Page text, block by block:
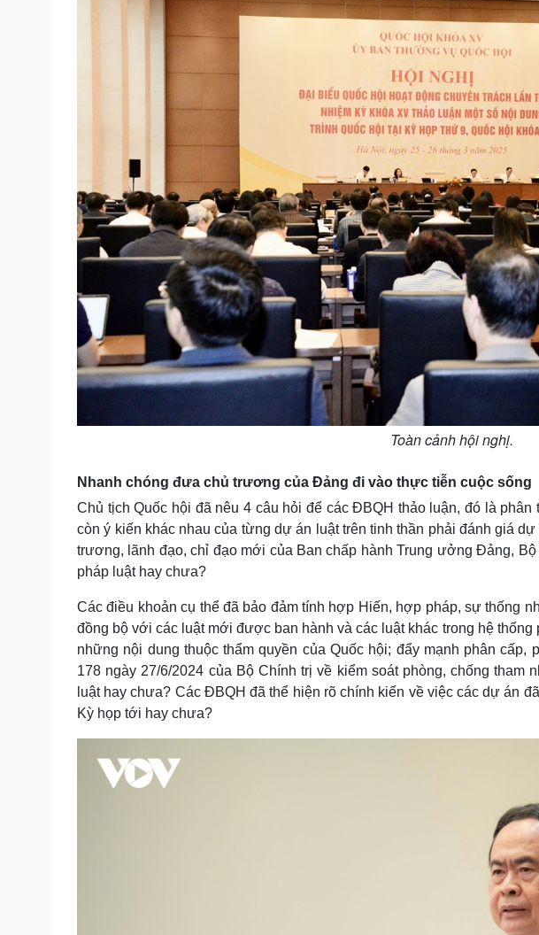
Toàn cảnh hội nghị.
Nhanh chóng đưa chủ trương của Đảng đi vào thực tiễn cuộc sống
Chủ tịch Quốc hội đã nêu 4 câu hỏi để các ĐBQH thảo luận, đó là
còn ý kiến khác nhau của từng dự án luật trên tinh thần phải đánh giá
trương, lãnh đạo, chỉ đạo mới của Ban chấp hành Trung ưởng Đảng,
pháp luật hay chưa?
Các điều khoản cụ thể đã bảo đảm tính hợp Hiến, hợp pháp, sự thống
đồng bộ với các luật mới được ban hành và các luật khác trong hệ
những nội dung thuộc thẩm quyền của Quốc hội; đẩy mạnh phân cấp,
178 ngày 27/6/2024 của Bộ Chính trị về kiểm soát phòng, chống tham
luật hay chưa? Các ĐBQH đã thể hiện rõ chính kiến về việc các dự án
Kỳ họp tới hay chưa?